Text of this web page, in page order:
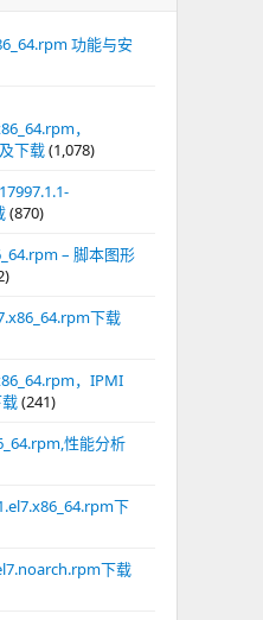
功能与安
，
下载(1,078)
(870)
– 脚本图形
下载
，IPMI
(241)
性能分析
下
下载